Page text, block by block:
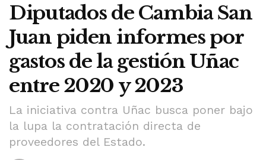
Diputados de Cambia San
Juan piden informes por
gastos de la gestión Uñac
entre 2020 y 2023
La iniciativa contra Uñac busca poner bajo
la lupa la contratación directa de
proveedores del Estado.